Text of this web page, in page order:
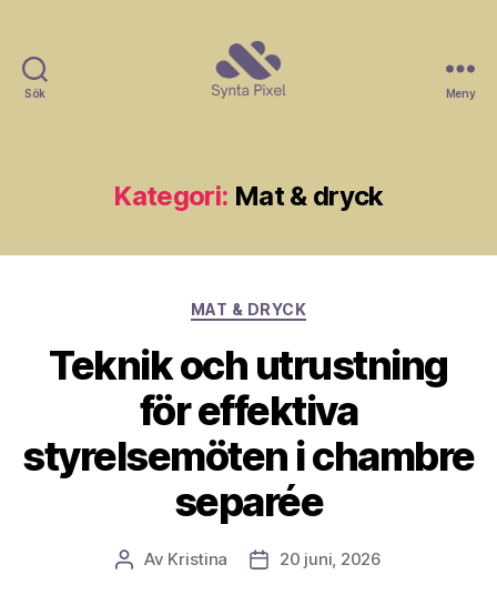
Sök Meny
Kategori: Mat & dryck
Kategorier
MAT & DRYCK
Teknik och utrustning
för effektiva
styrelsemöten i chambre
separée
Inläggsförfattare
Av Kristina Inläggsdatum
20 juni, 2026